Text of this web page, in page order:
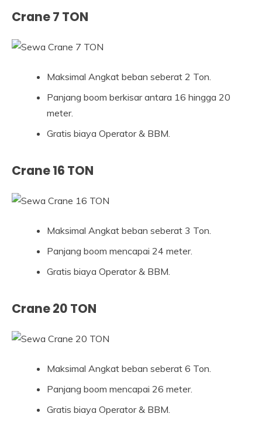
Crane 7 TON
Maksimal Angkat beban seberat 2 Ton.
Panjang boom berkisar antara 16 hingga 20
meter.
Gratis biaya Operator & BBM.
Crane 16 TON
Maksimal Angkat beban seberat 3 Ton.
Panjang boom mencapai 24 meter.
Gratis biaya Operator & BBM.
Crane 20 TON
Maksimal Angkat beban seberat 6 Ton.
Panjang boom mencapai 26 meter.
Gratis biaya Operator & BBM.